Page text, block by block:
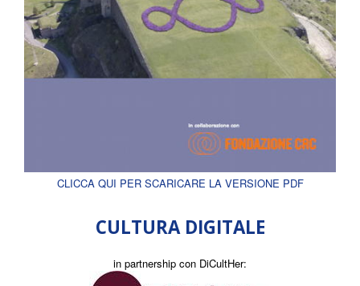
CLICCA QUI PER SCARICARE LA VERSIONE PDF
CULTURA DIGITALE
in partnership con DiCultHer: